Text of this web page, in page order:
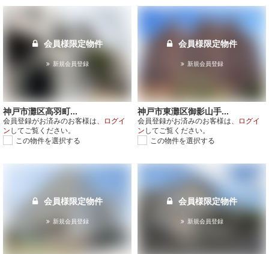
会員様限定物件
新規会員登録
神戸市灘区高羽町...
会員登録がお済みのお客様は、
ログイ
ン してご覧ください。
この物件を選択する
会員様限定物件
新規会員登録
神戸市東灘区御影山手...
会員登録がお済みのお客様は、
ログイ
ン してご覧ください。
この物件を選択する
会員様限定物件
新規会員登録
会員様限定物件
新規会員登録